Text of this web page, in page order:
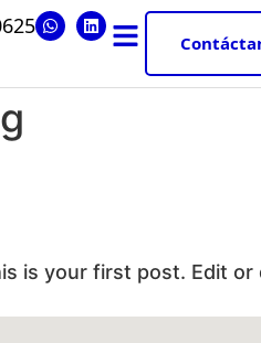
is your first post. Edit